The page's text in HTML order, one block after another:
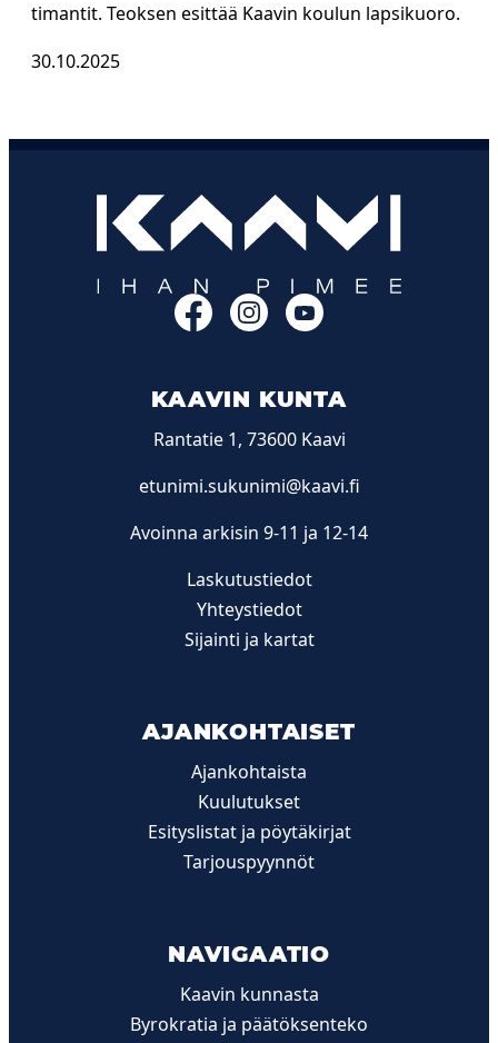
timantit. Teoksen esittää Kaavin koulun lapsikuoro.
30.10.2025
FacebookInstagram
KAAVIN KUNTA
Rantatie 1, 73600 Kaavi
etunimi.sukunimi@kaavi.fi
Avoinna arkisin 9-11 ja 12-14
Laskutustiedot
Yhteystiedot
Sijainti ja kartat
AJANKOHTAISET
Ajankohtaista
Kuulutukset
Esityslistat ja pöytäkirjat
Tarjouspyynnöt
NAVIGAATIO
Kaavin kunnasta
Byrokratia ja päätöksenteko